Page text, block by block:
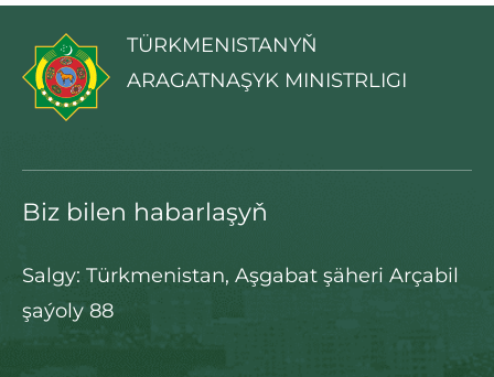
TÜRKMENISTANYŇ
ARAGATNAŞYK MINISTRLIGI
Biz bilen habarlaşyň
Salgy: Türkmenistan, Aşgabat şäheri Arçabil
şaýoly 88